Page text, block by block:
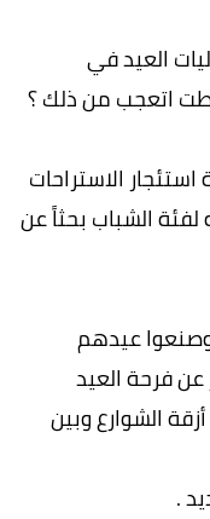
العيد في
اتعجب من ذلك ؟
استئجار الاستراحات
لفئة الشباب بحثاً عن
عيدهم
فرحة العيد
الشوارع وبين
.